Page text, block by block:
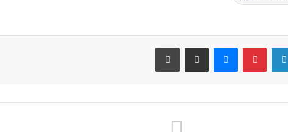
لينكدإن بينتيريستماسنجر مشاركة عبر البريد طباعة